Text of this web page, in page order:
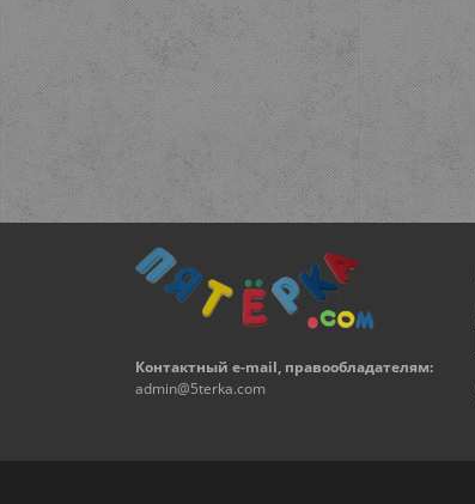
Контактный e-mail, правообладателям:
admin@5terka.com